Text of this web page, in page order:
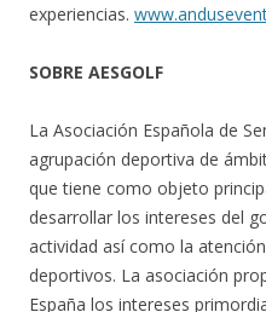
experiencias.
SOBRE AESGOLF
La Asociación Española de
agrupación deportiva de
que tiene como objeto
desarrollar los intereses del
actividad así como la
deportivos. La asociación
España los intereses